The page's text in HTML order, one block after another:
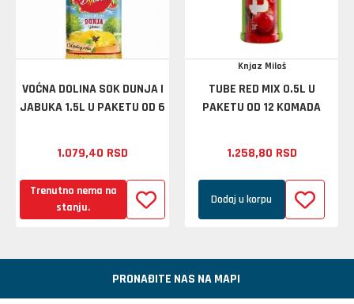
VOĆNA DOLINA SOK DUNJA I
JABUKA 1.5L U PAKETU OD 6
1.079,40 RSD
Trenutno nema na
stanju.
Knjaz Miloš
TUBE RED MIX 0.5L U
PAKETU OD 12 KOMADA
1.258,80 RSD
Dodaj u korpu
PRONAĐITE NAS NA MAPI